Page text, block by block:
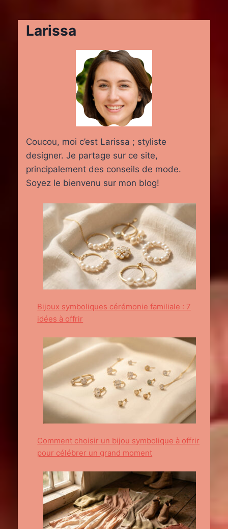
Larissa
Coucou, moi c’est Larissa ; styliste
designer. Je partage sur ce site,
principalement des conseils de mode.
Soyez le bienvenu sur mon blog!
Bijoux symboliques cérémonie familiale : 7
idées à offrir
Comment choisir un bijou symbolique à offrir
pour célébrer un grand moment